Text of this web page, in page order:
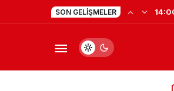
SON GELIŞMELER 0:23